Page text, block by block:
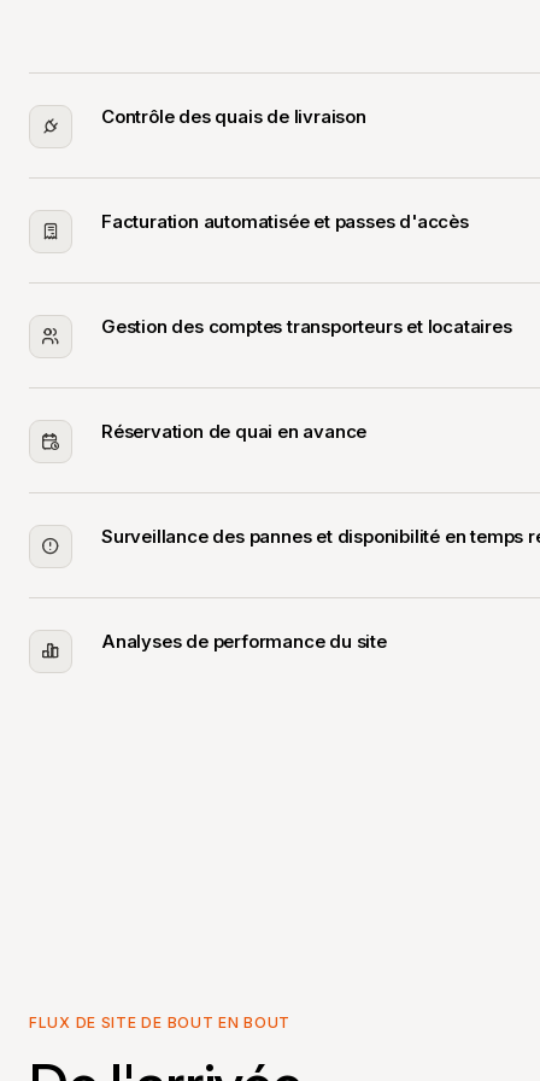
Contrôle des quais de livraison
Facturation automatisée et passes d'accès
Gestion des comptes transporteurs et locataires
Réservation de quai en avance
Surveillance des pannes et disponibilité en temps
Analyses de performance du site
FLUX DE SITE DE BOUT EN BOUT